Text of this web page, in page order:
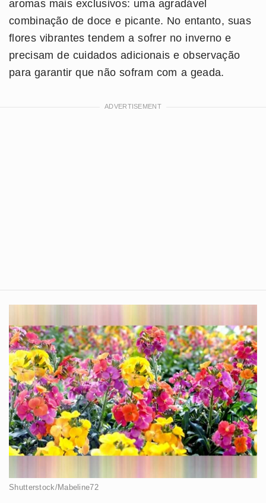
aromas mais exclusivos: uma agradável
combinação de doce e picante. No entanto, suas
flores vibrantes tendem a sofrer no inverno e
precisam de cuidados adicionais e observação
para garantir que não sofram com a geada.
Shutterstock/Mabeline72